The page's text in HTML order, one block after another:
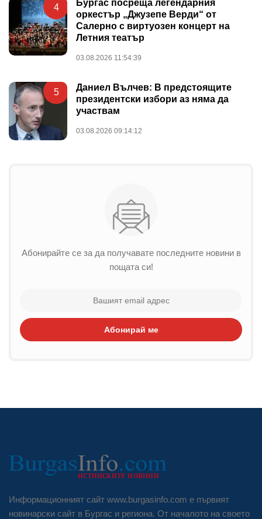
4
Бургас посреща легендарния
оркестър „Джузепе Верди“ от
Салерно с виртуозен концерт на
Летния театър
03.08.2026 11:54:39
5
Даниел Вълчев: В предстоящите
президентски избори аз няма да
участвам
03.08.2026 09:14:12
Абонирайте се за да получавате последните новини в
пощата си!
Абонирай ме
Информационният сайт www.burgasinfo.com е първият
новинарски сайт в Бургас и региона. От началото на своето